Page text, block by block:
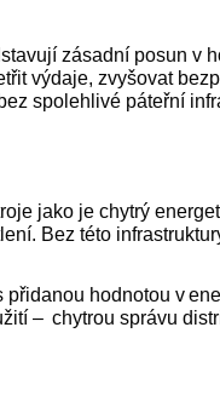
zásadní posun v
výdaje, zvyšovat
spolehlivé páteřní
jako je chytrý
Bez této
hodnotou v
– chytrou správu